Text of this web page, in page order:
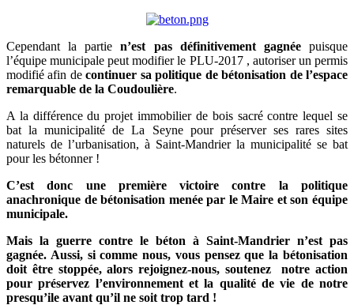
Cependant la partien’est pas définitivement gagnéepuisque
l’équipe municipale peut modifier le PLU-2017 , autoriser un permis
modifié afin decontinuer sa politique de bétonisation de l’espace
remarquable de la Coudoulière.
A la différence du projet immobilier de bois sacré contre lequel se
bat la municipalité de La Seyne pour préserver ses rares sites
naturels de l’urbanisation, à Saint-Mandrier la municipalité se bat
pour les bétonner !
C’est donc une première victoire contre la politique
anachronique de bétonisation menée par le Maire et son équipe
municipale.
Mais la guerre contre le béton à Saint-Mandrier n’est pas
gagnée. Aussi, si comme nous, vous pensez que la bétonisation
doit être stoppée, alors rejoignez-nous, soutenez notre action
pour préservez l’environnement et la qualité de vie de notre
presqu’ile avant qu’il ne soit trop tard !